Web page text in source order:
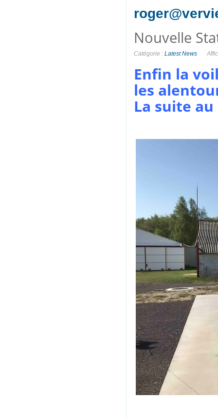
Nouvelle
Catégorie : Latest News
Enfin la
les
La suite